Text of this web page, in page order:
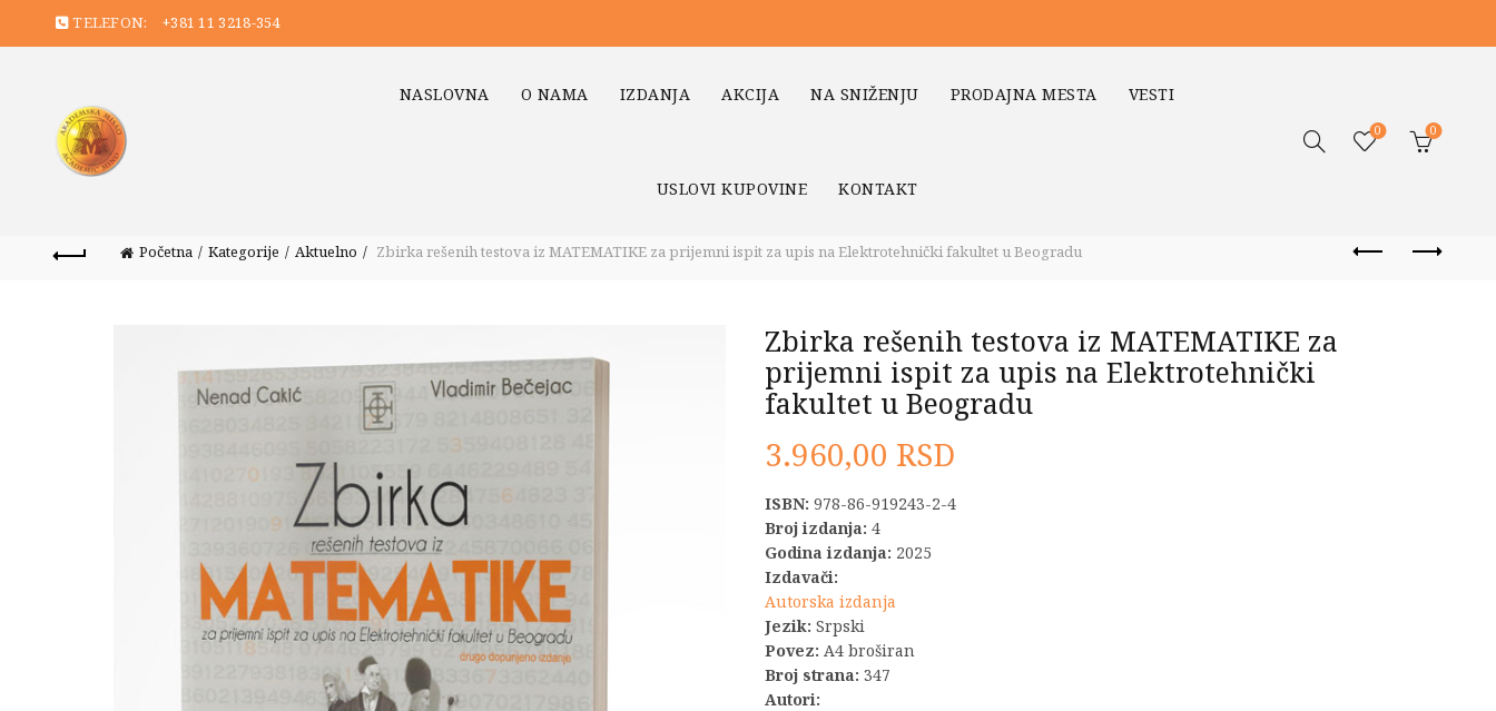
TELEFON: +381 11 3218-354
NASLOVNA O NAMA IZDANJA AKCIJA NA SNIŽENJU PRODAJNA MESTA VESTI
USLOVI KUPOVINE KONTAKT
0 0
Početna Kategorije Aktuelno Zbirka rešenih testova iz MATEMATIKE za prijemni ispit za upis na Elektrotehnički fakultet u Beogradu
Zbirka rešenih testova iz MATEMATIKE za
prijemni ispit za upis na Elektrotehnički
fakultet u Beogradu
3.960,00 RSD
ISBN: 978-86-919243-2-4
Broj izdanja: 4
Godina izdanja: 2025
Izdavači:
Autorska izdanja
Jezik: Srpski
Povez: A4 broširan
Broj strana: 347
Autori: